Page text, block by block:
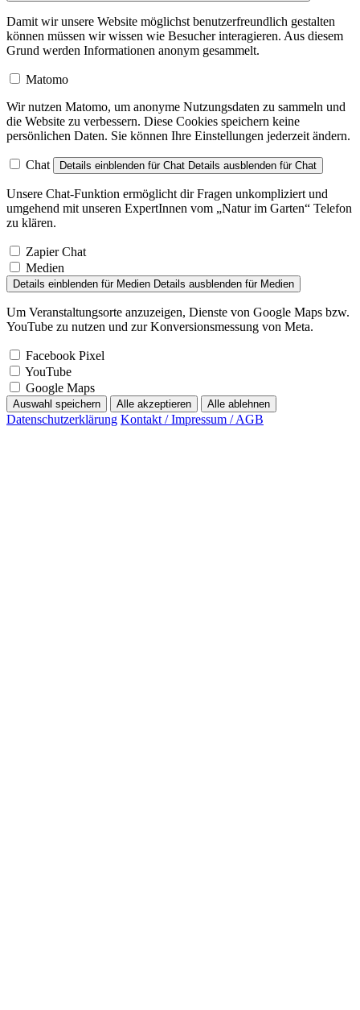
Damit wir unsere Website möglichst benutzerfreundlich gestalten
können müssen wir wissen wie Besucher interagieren. Aus diesem
Grund werden Informationen anonym gesammelt.
Matomo
Wir nutzen Matomo, um anonyme Nutzungsdaten zu sammeln und
die Website zu verbessern. Diese Cookies speichern keine
persönlichen Daten. Sie können Ihre Einstellungen jederzeit ändern.
Chat Details einblenden für Chat Details ausblenden für Chat
Unsere Chat-Funktion ermöglicht dir Fragen unkompliziert und
umgehend mit unseren ExpertInnen vom „Natur im Garten“ Telefon
zu klären.
Zapier Chat
Medien
Details einblenden für Medien Details ausblenden für Medien
Um Veranstaltungsorte anzuzeigen, Dienste von Google Maps bzw.
YouTube zu nutzen und zur Konversionsmessung von Meta.
Facebook Pixel
YouTube
Google Maps
Auswahl speichern Alle akzeptieren Alle ablehnen
Datenschutzerklärung Kontakt / Impressum / AGB